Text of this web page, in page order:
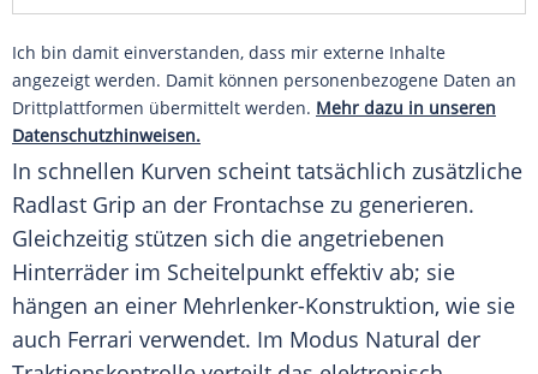
Ich bin damit einverstanden, dass mir externe Inhalte
angezeigt werden. Damit können personenbezogene Daten an
Drittplattformen übermittelt werden. Mehr dazu in unseren
Datenschutzhinweisen.
In schnellen Kurven scheint tatsächlich zusätzliche
Radlast Grip an der Frontachse zu generieren.
Gleichzeitig stützen sich die angetriebenen
Hinterräder im Scheitelpunkt effektiv ab; sie
hängen an einer Mehrlenker-Konstruktion, wie sie
auch Ferrari verwendet. Im Modus Natural der